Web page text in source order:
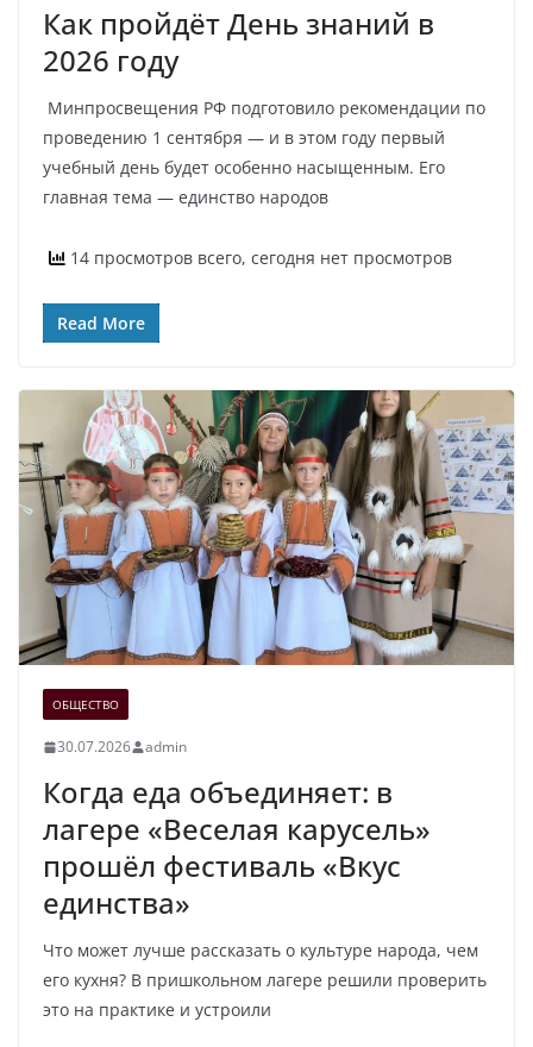
Как пройдёт День знаний в
2026 году
Минпросвещения РФ подготовило рекомендации по
проведению 1 сентября — и в этом году первый
учебный день будет особенно насыщенным. Его
главная тема — единство народов
14 просмотров всего, сегодня нет просмотров
Read More
ОБЩЕСТВО
30.07.2026 admin
Когда еда объединяет: в
лагере «Веселая карусель»
прошёл фестиваль «Вкус
единства»
Что может лучше рассказать о культуре народа, чем
его кухня? В пришкольном лагере решили проверить
это на практике и устроили